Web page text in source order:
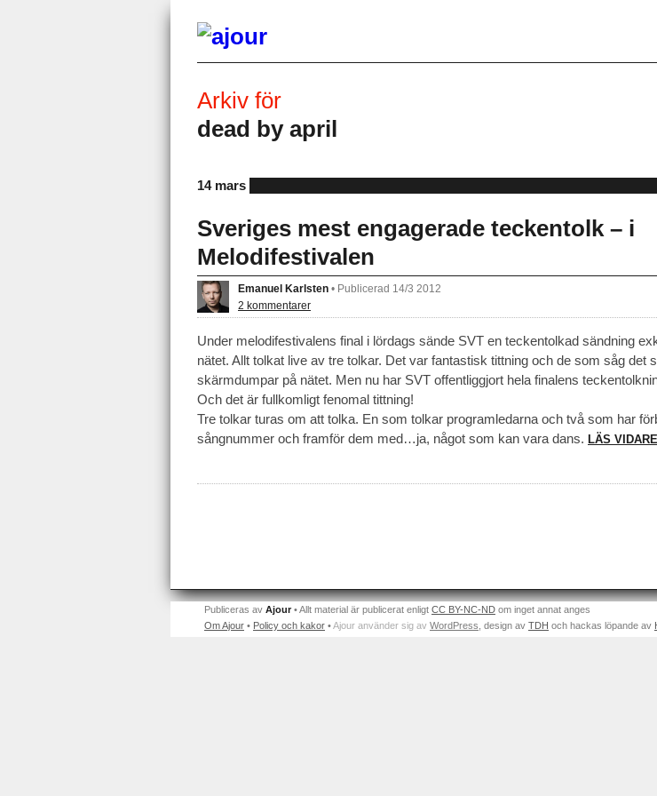
Arkiv för
dead by april
14 mars
Sveriges mest engagerade teckentolk – i
Melodifestivalen
Emanuel Karlsten • Publicerad 14/3 2012
2 kommentarer
Under melodifestivalens final i lördags sände SVT en teckentolkad sändning
nätet. Allt tolkat live av tre tolkar. Det var fantastisk tittning och de som såg det
skärmdumpar på nätet. Men nu har SVT offentliggjort hela finalens
Och det är fullkomligt fenomal tittning!
Tre tolkar turas om att tolka. En som tolkar programledarna och två som har
sångnummer och framför dem med…ja, något som kan vara dans. LÄS
Publiceras av Ajour • Allt material är publicerat enligt CC BY-NC-ND om inget annat anges
Om Ajour • Policy och kakor •Ajour använder sig av WordPress , design av TDH och hackas löpande av